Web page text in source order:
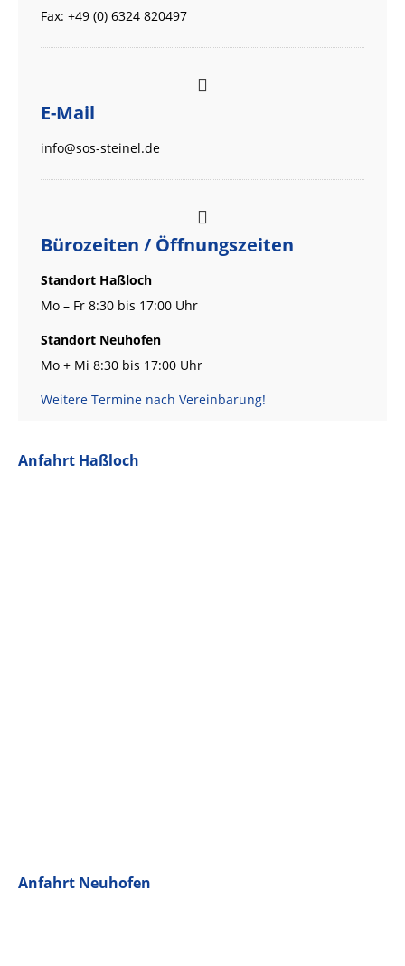
Fax: +49 (0) 6324 820497
E-Mail
info@sos-steinel.de
Bürozeiten / Öffnungszeiten
Standort Haßloch
Mo – Fr 8:30 bis 17:00 Uhr
Standort Neuhofen
Mo + Mi 8:30 bis 17:00 Uhr
Weitere Termine nach Vereinbarung!
Anfahrt Haßloch
Anfahrt Neuhofen